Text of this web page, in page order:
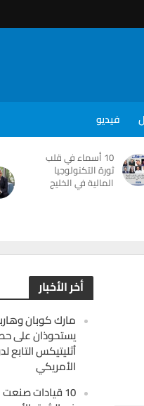
فيديو
10 أسماء في قلب
ثورة التكنولوجيا
المالية في الخليج
أخر الأخبار
مارك كوبان
يستحوذان على
أثليتيكس التابع
الأمريكي
10 قيادات